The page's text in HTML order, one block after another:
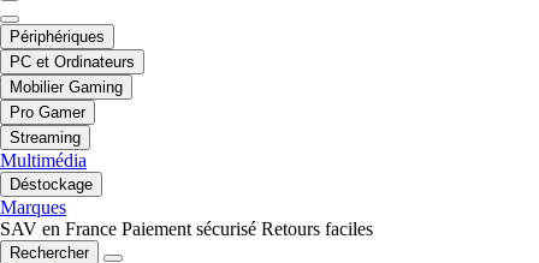
Périphériques
PC et Ordinateurs
Mobilier Gaming
Pro Gamer
Streaming
Multimédia
Déstockage
Marques
SAV en France Paiement sécurisé Retours faciles
Rechercher